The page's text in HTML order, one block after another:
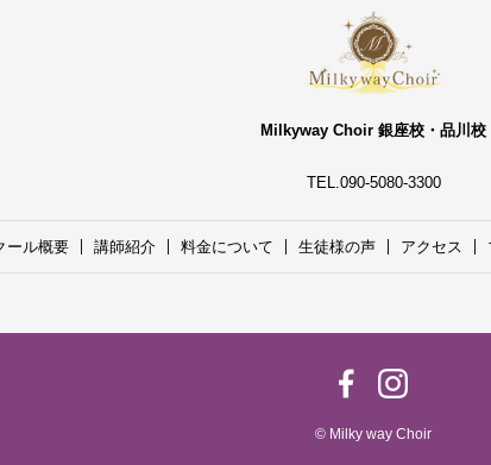
Milkyway Choir 銀座校・品川校
TEL.090-5080-3300
ール概要 講師紹介 料金について 生徒様の声 アクセス
© Milky way Choir